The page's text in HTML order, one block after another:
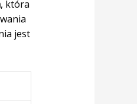
, która
jest